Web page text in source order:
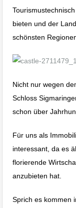
bieten und der
schönsten
Nicht nur wegen
Schloss
schon über
Für uns als
interessant, da es
florierende
anzubieten hat.
Sprich es kommen